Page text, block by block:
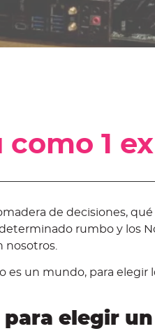
1
de decisiones,
rumbo y los
nosotros.
es un mundo, para elegir
elegir